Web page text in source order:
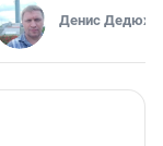
Денис